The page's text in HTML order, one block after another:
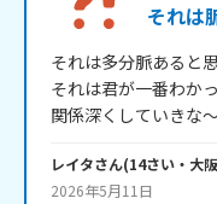
それは
それは多分脈あると
それは君が一番わか
関係深くしていきな
レイタさん(14さい・ 大阪
2026年5月11日